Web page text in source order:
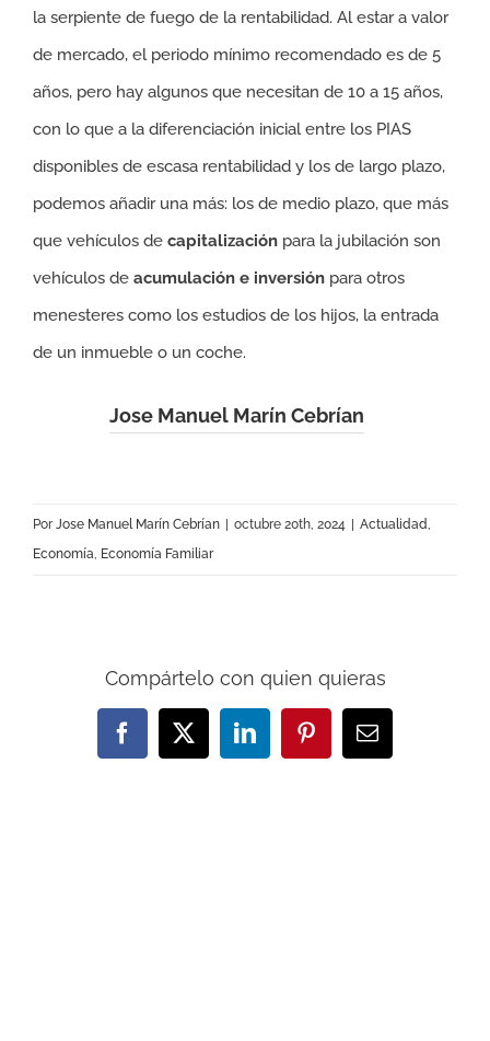
la serpiente de fuego de la rentabilidad. Al estar a valor
de mercado, el periodo mínimo recomendado es de 5
años, pero hay algunos que necesitan de 10 a 15 años,
con lo que a la diferenciación inicial entre los PIAS
disponibles de escasa rentabilidad y los de largo plazo,
podemos añadir una más: los de medio plazo, que más
que vehículos de capitalización para la jubilación son
vehículos de acumulación e inversión para otros
menesteres como los estudios de los hijos, la entrada
de un inmueble o un coche.
Jose Manuel Marín Cebrían
PorJose Manuel Marín Cebrían octubre 20th, 2024 Actualidad,
Economía, Economía Familiar
Compártelo con quien quieras
Facebook
X LinkedInPinterestCorreo
electrónico